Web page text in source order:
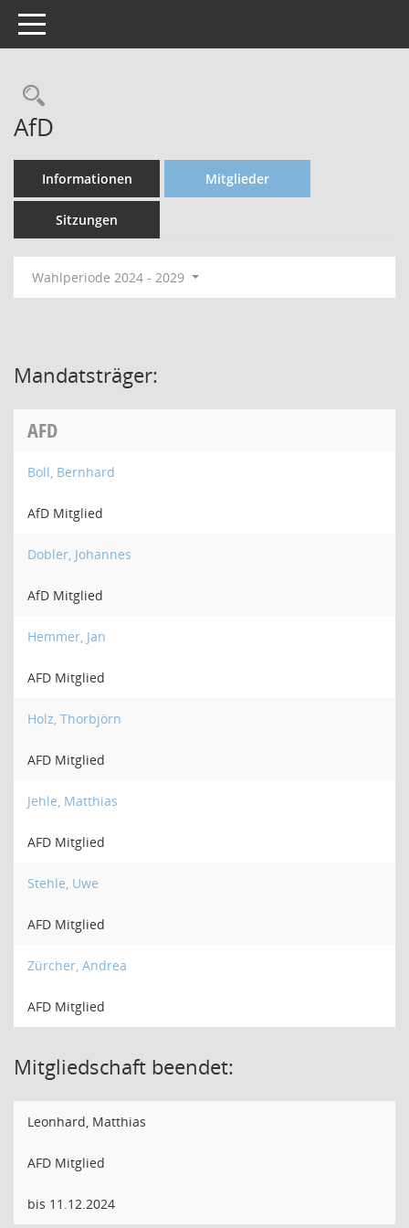
Toggle navigation
AfD
Informationen Mitglieder
Sitzungen
Wahlperiode 2024 - 2029
Mandatsträger:
AFD
Boll, Bernhard
AfD Mitglied
Dobler, Johannes
AfD Mitglied
Hemmer, Jan
AFD Mitglied
Holz, Thorbjörn
AFD Mitglied
Jehle, Matthias
AFD Mitglied
Stehle, Uwe
AFD Mitglied
Zürcher, Andrea
AFD Mitglied
Mitgliedschaft beendet:
Leonhard, Matthias
AFD Mitglied
bis 11.12.2024